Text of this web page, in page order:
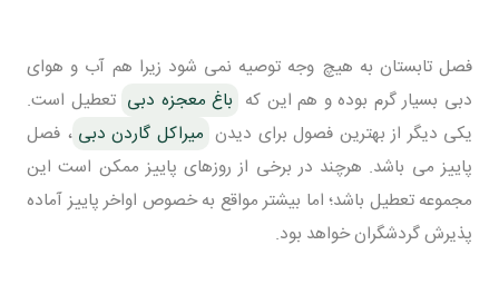
فصل تابستان به هیچ وجه توصیه نمی شود زیرا هم آب و هوای
دبی بسیار گرم بوده و هم این که باغ معجزه دبی تعطیل است.
یکی دیگر از بهترین فصول برای دیدن میراکل گاردن دبی ، فصل
پاییز می باشد. هرچند در برخی از روزهای پاییز ممکن است این
مجموعه تعطیل باشد؛ اما بیشتر مواقع به خصوص اواخر پاییز آماده
پذیرش گردشگران خواهد بود.